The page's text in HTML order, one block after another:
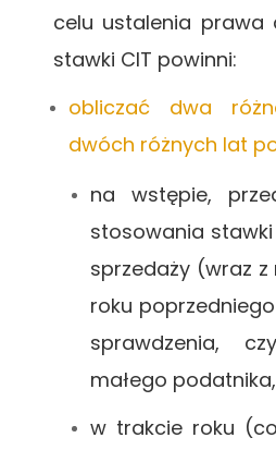
celu ustalenia prawa
stawki CIT powinni:
obliczać dwa
dwóch różnych lat
na wstępie,
stosowania
sprzedaży (wraz z
roku
sprawdzenia,
małego podatnika,
w trakcie roku